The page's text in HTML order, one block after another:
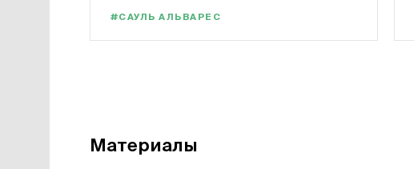
#САУЛЬ АЛЬВАРЕС
Материалы